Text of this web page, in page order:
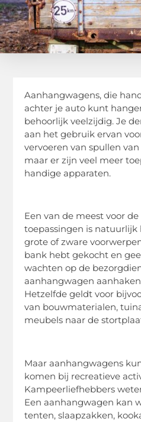
Aanhangwagens, die
achter je auto kunt
behoorlijk veelzijdig. Je
aan het gebruik ervan
vervoeren van spullen
maar er zijn veel meer
handige apparaten.
Een van de meest voor
toepassingen is natuurlijk
grote of zware
bank hebt gekocht en
wachten op de
aanhangwagen
Hetzelfde geldt voor
van bouwmaterialen,
meubels naar de
Maar aanhangwagens
komen bij recreatieve
Kampeerliefhebbers
Een aanhangwagen kan
tenten, slaapzakken,